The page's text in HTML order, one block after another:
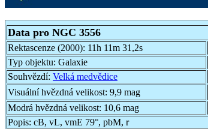
Data pro NGC 3556
Rektascenze (2000): 11h 11m 31,2s
Typ objektu: Galaxie
Souhvězdí: Velká medvědice
Visuální hvězdná velikost: 9,9 mag
Modrá hvězdná velikost: 10,6 mag
Popis: cB, vL, vmE 79°, pbM, r